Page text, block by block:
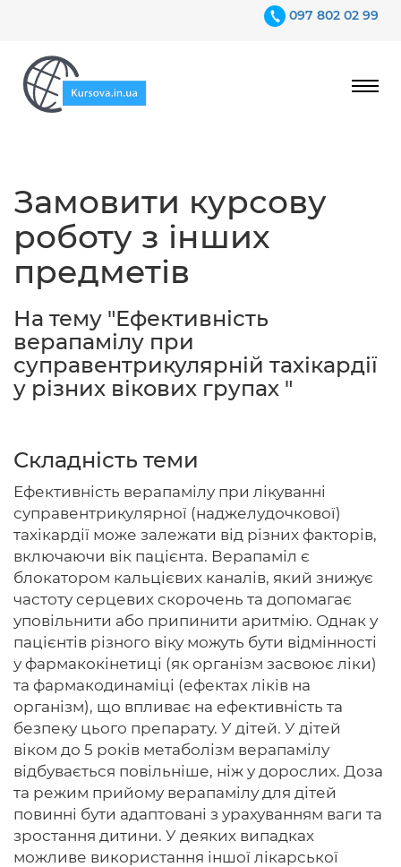
097 802 02 99
Замовити курсову
роботу з інших
предметів
На тему "Ефективність
верапамілу при
суправентрикулярній тахікардії
у різних вікових групах "
Складність теми
Ефективність верапамілу при лікуванні
суправентрикулярної (наджелудочкової)
тахікардії може залежати від різних факторів,
включаючи вік пацієнта. Верапаміл є
блокатором кальцієвих каналів, який знижує
частоту серцевих скорочень та допомагає
уповільнити або припинити аритмію. Однак у
пацієнтів різного віку можуть бути відмінності
у фармакокінетиці (як організм засвоює ліки)
та фармакодинаміці (ефектах ліків на
організм), що впливає на ефективність та
безпеку цього препарату. У дітей. У дітей
віком до 5 років метаболізм верапамілу
відбувається повільніше, ніж у дорослих. Доза
та режим прийому верапамілу для дітей
повинні бути адаптовані з урахуванням ваги та
зростання дитини. У деяких випадках
можливе використання іншої лікарської
Гарантії
Відгуки
Контакти
097 802 02 99
Головна
Авторам
Умови
Вхiд